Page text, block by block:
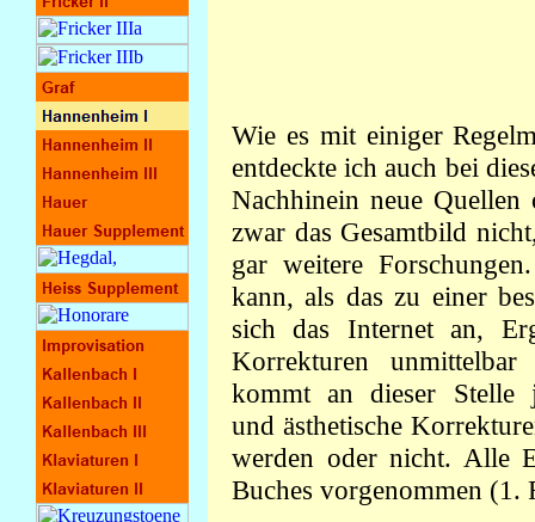
Wie es mit einiger
entdeckte ich auch bei
Nachhinein neue
zwar das Gesamtbild
gar weitere
kann, als das zu einer
sich das Internet an,
Korrekturen
kommt an dieser Stelle
und ästhetische
werden oder nicht. Alle
Buches vorgenommen (1.